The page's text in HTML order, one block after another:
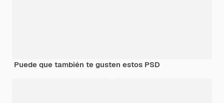
Puede que también te gusten estos PSD